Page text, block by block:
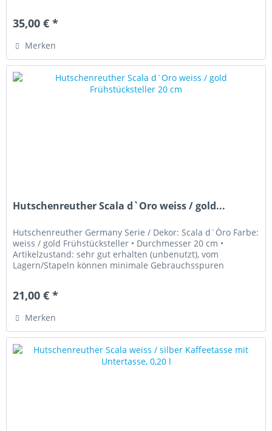
35,00 € *
Merken
Hutschenreuther Scala d`Oro weiss / gold...
Hutschenreuther Germany Serie / Dekor: Scala d`Òro Farbe:
weiss / gold Frühstücksteller • Durchmesser 20 cm •
Artikelzustand: sehr gut erhalten (unbenutzt), vom
Lagern/Stapeln können minimale Gebrauchsspuren
21,00 € *
Merken